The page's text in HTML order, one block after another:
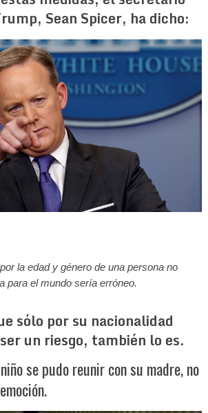
Sean Spicer, ha dicho:
la edad y género de una persona no
para el mundo sería erróneo.
sólo por su nacionalidad
un riesgo, también lo es.
se pudo reunir con su madre, no